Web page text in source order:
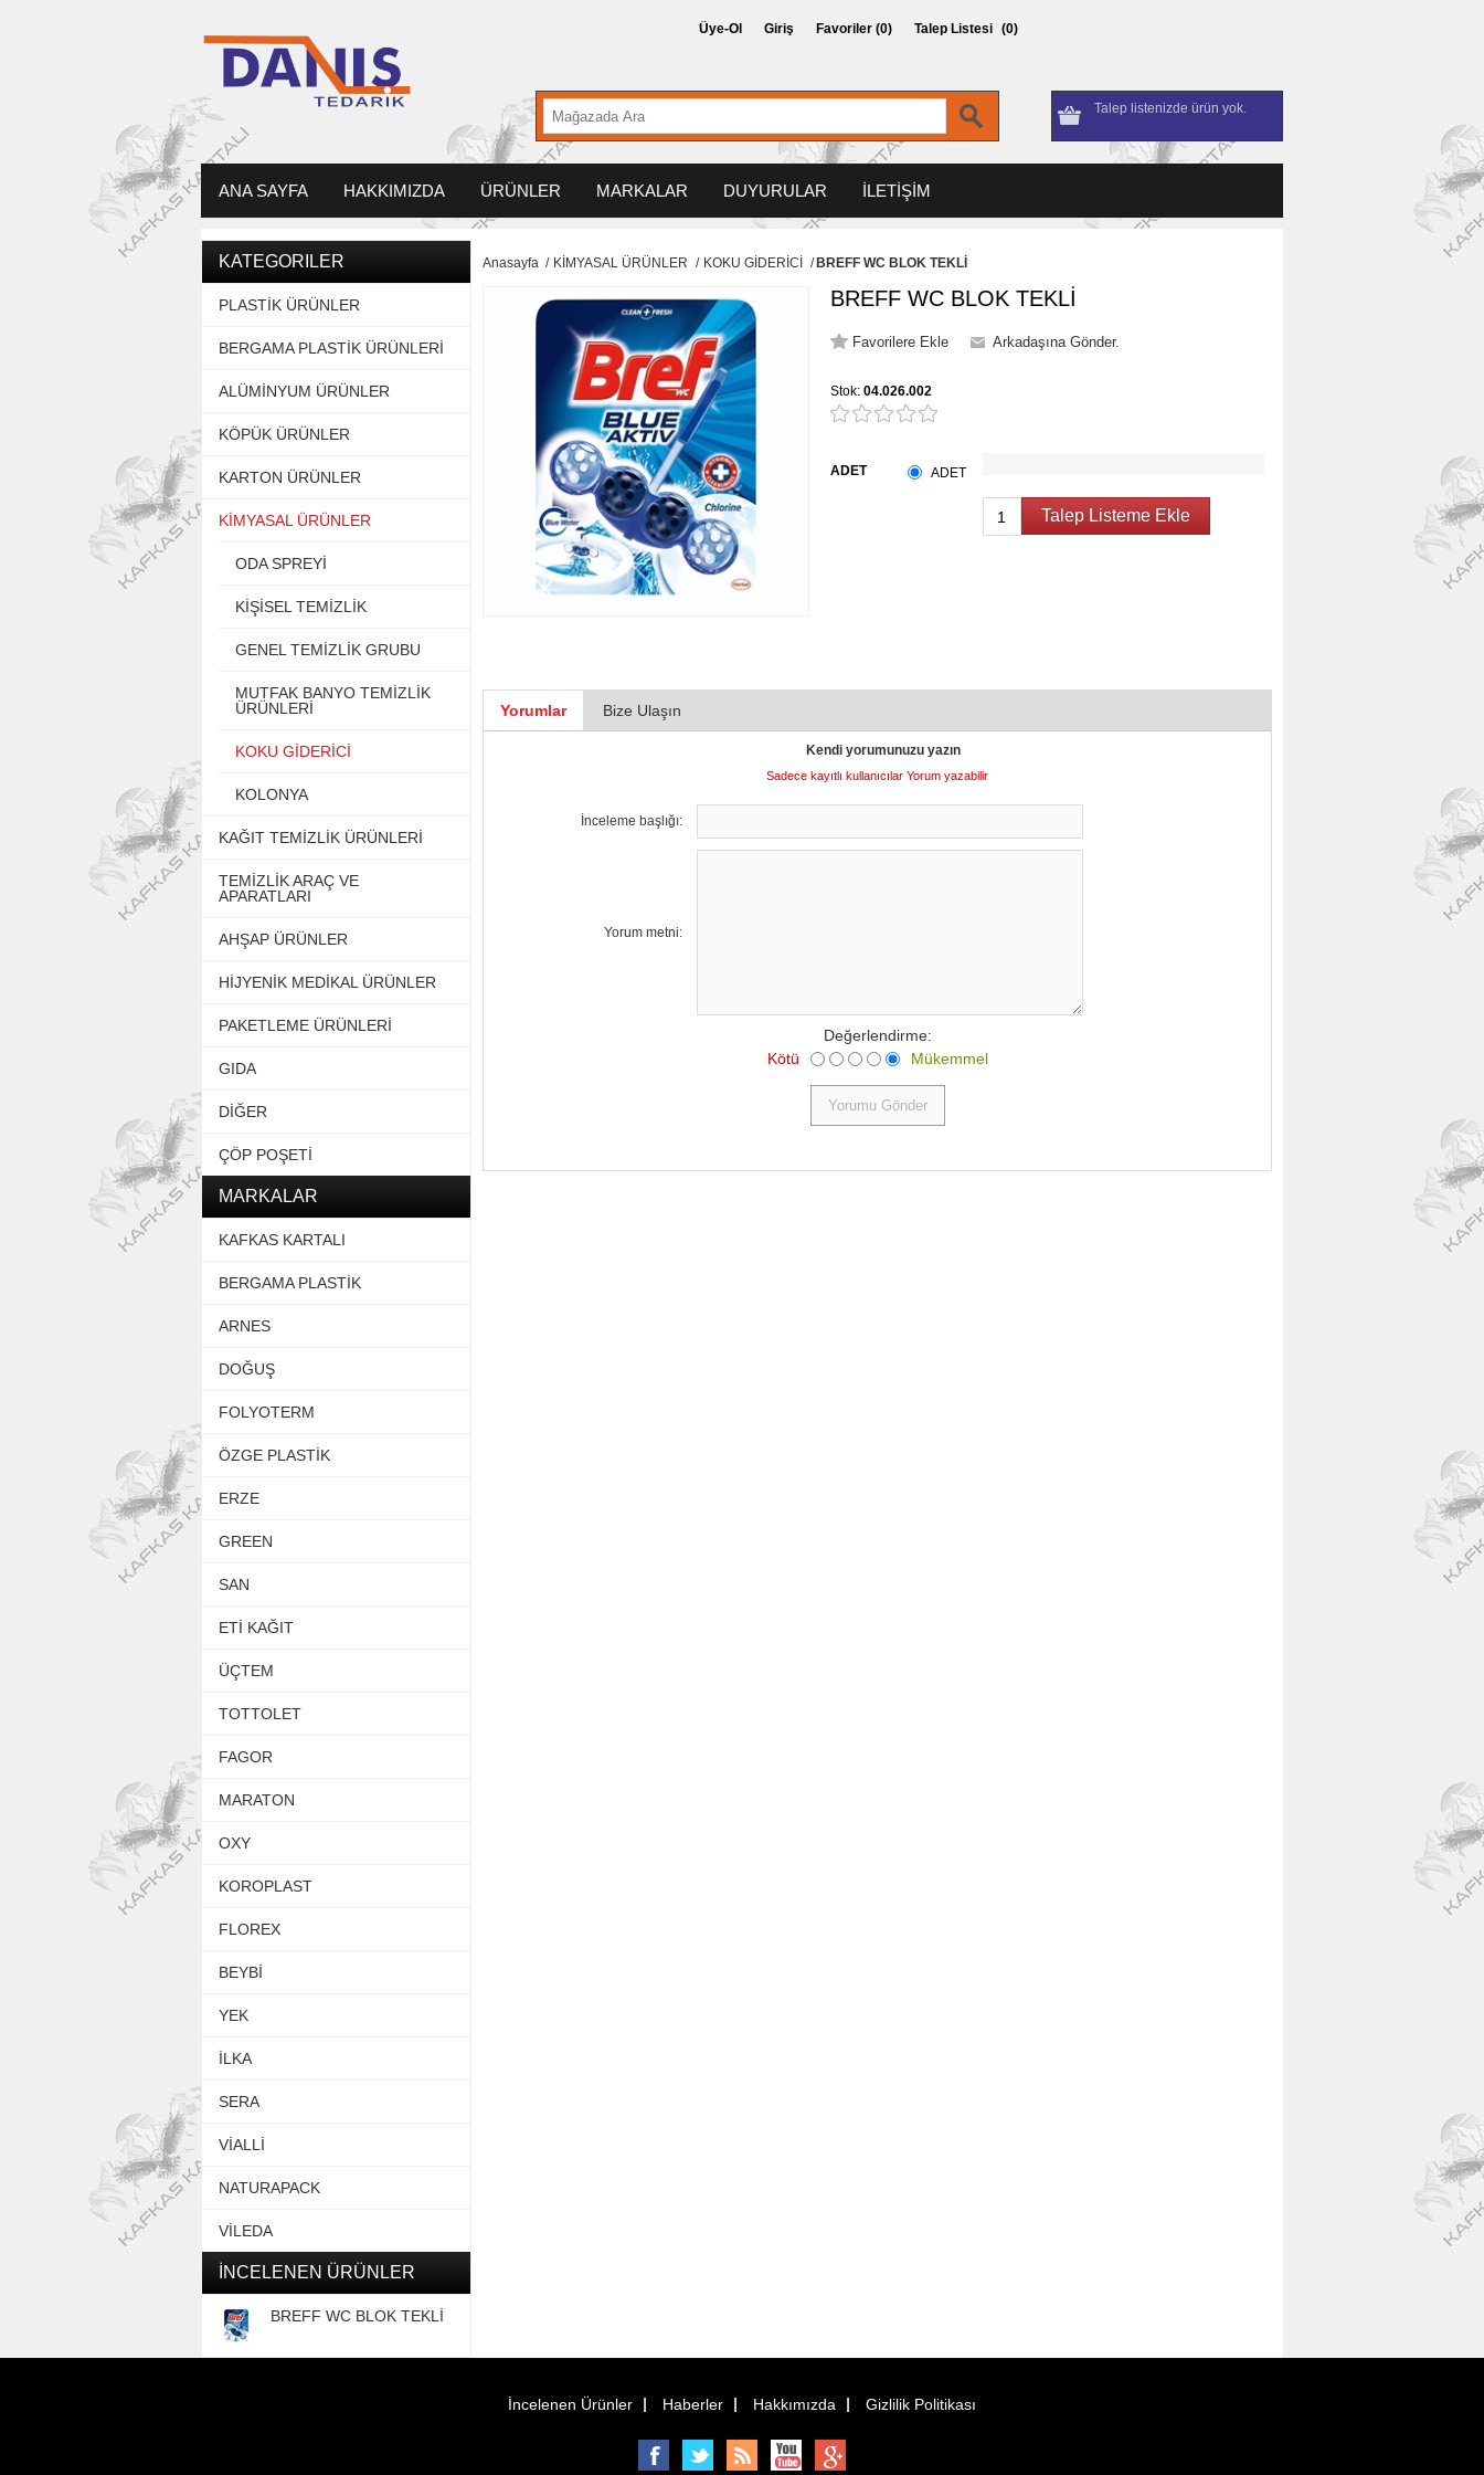
Üye-Ol Giriş Favoriler (0) Talep Listesi (0)
Talep listenizde ürün yok.
ANA SAYFA HAKKIMIZDA ÜRÜNLER MARKALAR DUYURULAR İLETİŞİM
Anasayfa / KİMYASAL ÜRÜNLER / KOKU GİDERİCİ / BREFF WC BLOK TEKLİ
BREFF WC BLOK TEKLİ
Stok: 04.026.002
ADET ADET
Yorumlar Bize Ulaşın
Kendi yorumunuzu yazın
Sadece kayıtlı kullanıcılar Yorum yazabilir
İnceleme başlığı:
Yorum metni:
Değerlendirme:
Kötü
Mükemmel
KATEGORILER
PLASTİK ÜRÜNLER
BERGAMA PLASTİK ÜRÜNLERİ
ALÜMİNYUM ÜRÜNLER
KÖPÜK ÜRÜNLER
KARTON ÜRÜNLER
KİMYASAL ÜRÜNLER
ODA SPREYİ
KİŞİSEL TEMİZLİK
GENEL TEMİZLİK GRUBU
MUTFAK BANYO TEMİZLİK
ÜRÜNLERİ
KOKU GİDERİCİ
KOLONYA
KAĞIT TEMİZLİK ÜRÜNLERİ
TEMİZLİK ARAÇ VE
APARATLARI
AHŞAP ÜRÜNLER
HİJYENİK MEDİKAL ÜRÜNLER
PAKETLEME ÜRÜNLERİ
GIDA
DİĞER
ÇÖP POŞETİ
MARKALAR
KAFKAS KARTALI
BERGAMA PLASTİK
ARNES
DOĞUŞ
FOLYOTERM
ÖZGE PLASTİK
ERZE
GREEN
SAN
ETİ KAĞIT
ÜÇTEM
TOTTOLET
FAGOR
MARATON
OXY
KOROPLAST
FLOREX
BEYBİ
YEK
İLKA
SERA
VİALLİ
NATURAPACK
VİLEDA
İNCELENEN ÜRÜNLER
BREFF WC BLOK TEKLİ
İncelenen Ürünler Haberler Hakkımızda Gizlilik Politikası